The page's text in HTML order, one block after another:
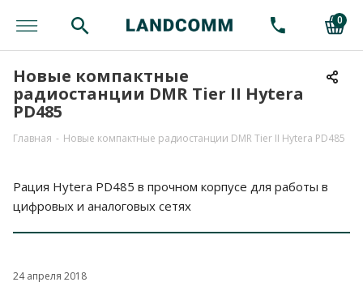
0
Новые компактные
радиостанции DMR Tier II Hytera
PD485
Главная - Новые компактные радиостанции DMR Tier II Hytera PD485
Рация Hytera PD485 в прочном корпусе для работы в
цифровых и аналоговых сетях
24 апреля 2018